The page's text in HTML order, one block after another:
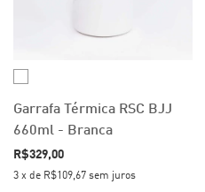
Garrafa Térmica RSC BJJ
660ml - Branca
R$329,00
3 x de R$109,67 sem juros